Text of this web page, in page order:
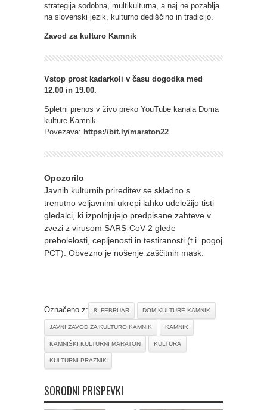
strategija sodobna, multikulturna, a naj ne pozablja
na slovenski jezik, kulturno dediščino in tradicijo.
Zavod za kulturo Kamnik
Vstop prost kadarkoli v času dogodka med
12.00 in 19.00.
Spletni prenos v živo preko YouTube kanala Doma
kulture Kamnik.
Povezava: https://bit.ly/maraton22
Opozorilo
​Javnih kulturnih prireditev se skladno s
trenutno veljavnimi ukrepi lahko udeležijo tisti
gledalci, ki izpolnjujejo predpisane zahteve v
zvezi z virusom SARS-CoV-2 glede
prebolelosti, cepljenosti in testiranosti (t.i. pogoj
PCT). Obvezno je nošenje zaščitnih mask.
Označeno z: 8. FEBRUAR DOM KULTURE KAMNIK
JAVNI ZAVOD ZA KULTURO KAMNIK KAMNIK
KAMNIŠKI KULTURNI MARATON KULTURA
KULTURNI PRAZNIK
SORODNI PRISPEVKI